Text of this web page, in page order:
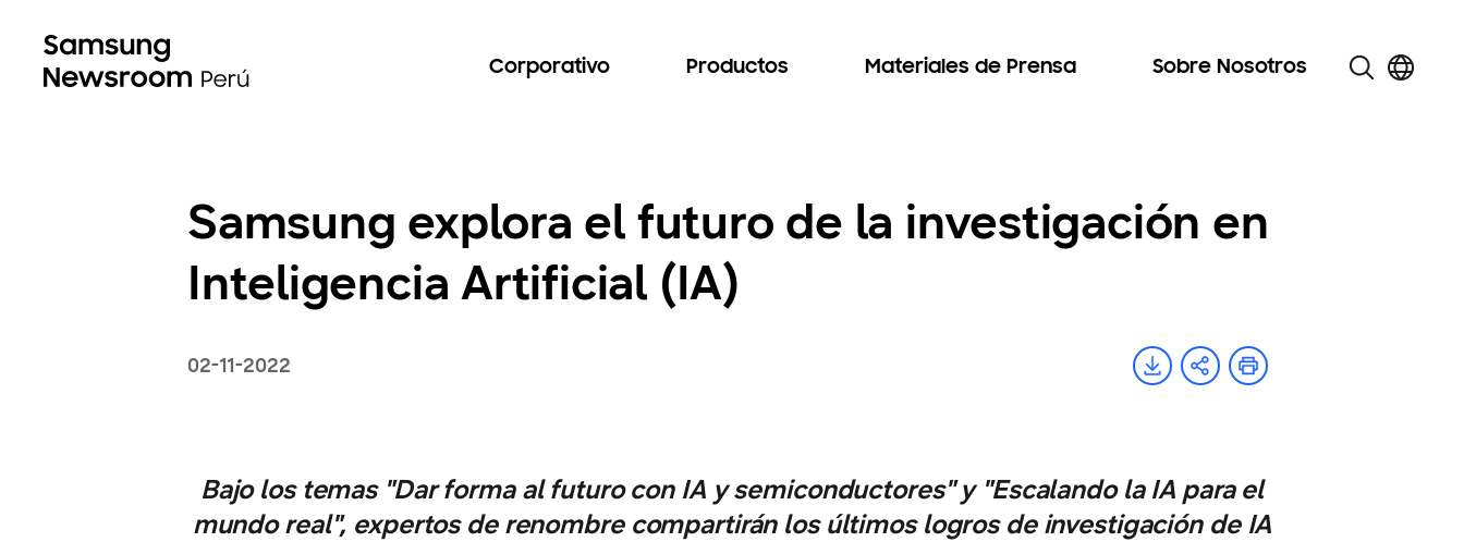
Corporativo Productos Materiales de Prensa Sobre Nosotros
Samsung explora el futuro de la investigación en
Inteligencia Artificial (IA)
02-11-2022
Bajo los temas "Dar forma al futuro con IA y semiconductores" y "Escalando la IA para el
mundo real", expertos de renombre compartirán los últimos logros de investigación de IA